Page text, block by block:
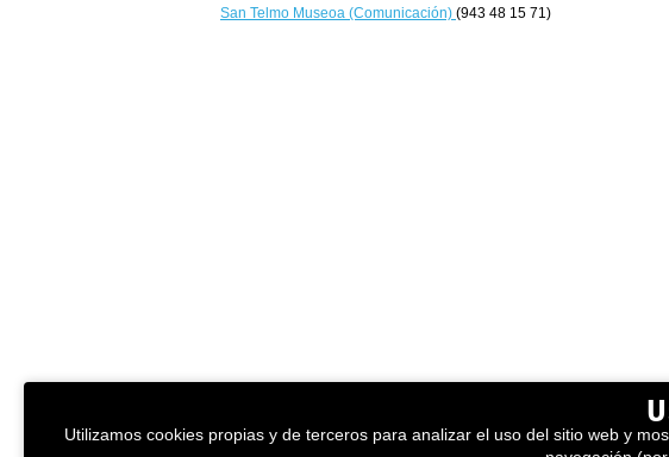
San Telmo Museoa (Comunicación) (943 48 15 71)
Utilizamos cookies propias y de terceros para analizar el uso del sitio web y